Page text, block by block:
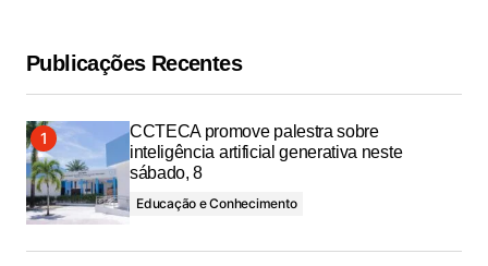
Publicações Recentes
CCTECA promove palestra sobre
inteligência artificial generativa neste
sábado, 8
Educação e Conhecimento